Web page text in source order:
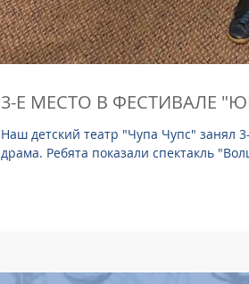
3-Е МЕСТО В ФЕСТИВАЛЕ
Наш детский театр "Чупа Чупс" занял
драма. Ребята показали спектакль